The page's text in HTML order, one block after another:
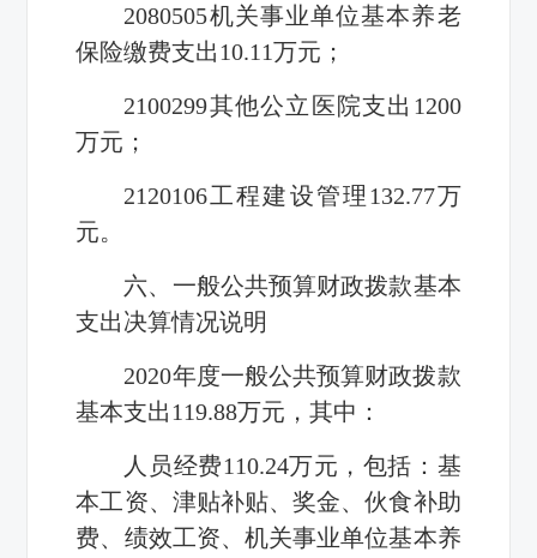
2080505机关事业单位基本养老
保险缴费支出10.11万元；
2100299其他公立医院支出1200
万元；
2120106工程建设管理132.77万
元。
六、一般公共预算财政拨款基本
支出决算情况说明
2020年度一般公共预算财政拨款
基本支出119.88万元，其中：
人员经费110.24万元，包括：基
本工资、津贴补贴、奖金、伙食补助
费、绩效工资、机关事业单位基本养